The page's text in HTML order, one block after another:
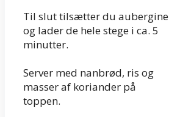
Til slut tilsætter du aubergine
og lader de hele stege i ca. 5
minutter.
Server med nanbrød, ris og
masser af koriander på
toppen.